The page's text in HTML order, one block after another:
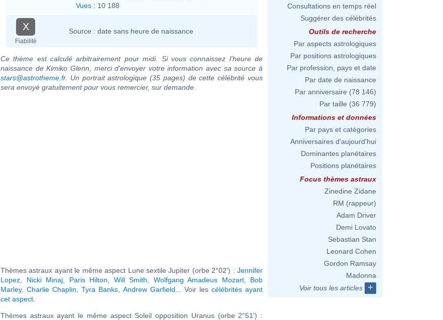
Vues : 10 188
X
Fiabilité
Source : date sans heure de naissance
Ce thème est calculé arbitrairement pour midi. Si vous connaissez l'heure de
naissance de Kimiko Glenn, merci d'envoyer votre information avec sa source à
stars@astrotheme.fr. Un portrait astrologique (35 pages) de cette célébrité vous
sera envoyé gratuitement pour vous remercier, sur demande.
Thèmes astraux ayant le même aspect Lune sextile Jupiter (orbe 2°02') : Jennifer
Lopez
Nicki Minaj Paris Hilton Will Smith Wolfgang Amadeus Mozart, Bob
Marley,Charlie Chaplin ,Tyra Banks Andrew Garfield ... Voir les célébrités ayant
cet aspect
Thèmes astraux ayant le même aspect Soleil opposition Uranus (orbe 2°51') :
Consultations en temps réel
Suggérer des célébrités
Outils de recherche
Par aspects astrologiques
Par positions astrologiques
Par profession, pays et date
Par date de naissance
Par anniversaire (78 146)
Par taille (36 779)
Informations et données
Par pays et catégories
Anniversaires d'aujourd'hui
Dominantes planétaires
Positions planétaires
Focus thèmes astraux
Zinedine Zidane
RM (rappeur)
Adam Driver
Demi Lovato
Sebastian Stan
Leonard Cohen
Gordon Ramsay
Madonna
Voir tous les articles
+